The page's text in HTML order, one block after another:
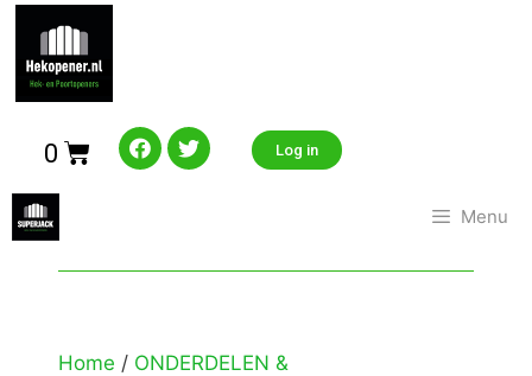
Log in
0
Menu
Home / ONDERDELEN &